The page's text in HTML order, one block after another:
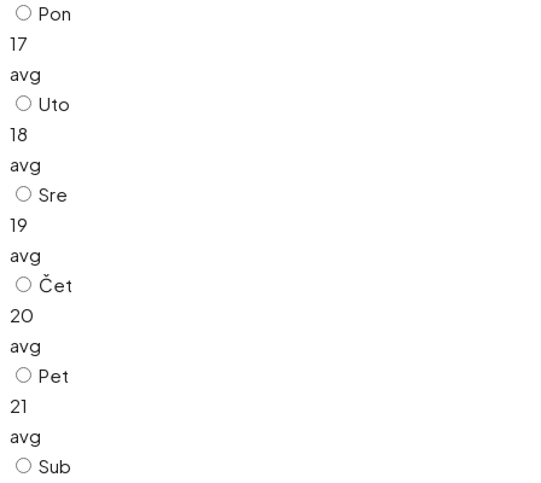
Pon
17
avg
Uto
18
avg
Sre
19
avg
Čet
20
avg
Pet
21
avg
Sub